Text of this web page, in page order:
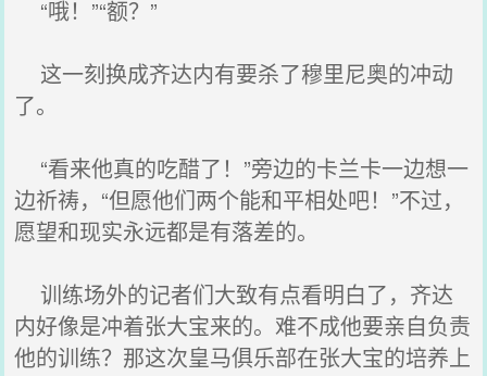
“哦！”“额？”
这一刻换成齐达内有要杀了穆里尼奥的冲动
了。
“看来他真的吃醋了！”旁边的卡兰卡一边想一
边祈祷，“但愿他们两个能和平相处吧！”不过，
愿望和现实永远都是有落差的。
训练场外的记者们大致有点看明白了，齐达
内好像是冲着张大宝来的。难不成他要亲自负责
他的训练？那这次皇马俱乐部在张大宝的培养上